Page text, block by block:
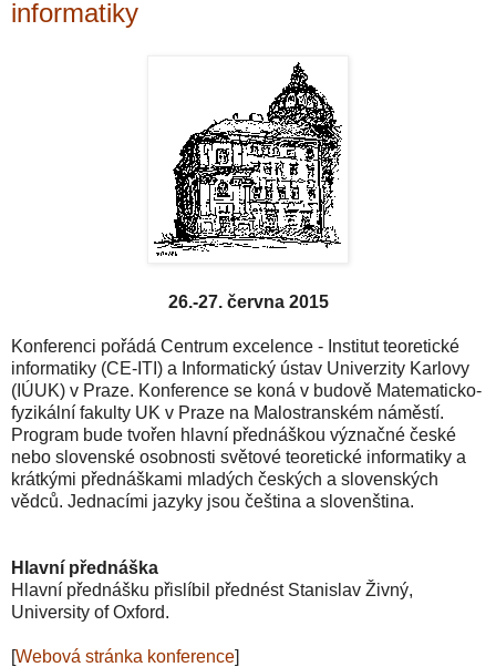
informatiky
26.-27. června 2015
Konferenci pořádá Centrum excelence - Institut teoretické
informatiky (CE-ITI) a Informatický ústav Univerzity Karlovy
(IÚUK) v Praze. Konference se koná v budově Matematicko-
fyzikální fakulty UK v Praze na Malostranském náměstí.
Program bude tvořen hlavní přednáškou význačné české
nebo slovenské osobnosti světové teoretické informatiky a
krátkými přednáškami mladých českých a slovenských
vědců. Jednacími jazyky jsou čeština a slovenština.
Hlavní přednáška
Hlavní přednášku přislíbil přednést Stanislav Živný,
University of Oxford.
[Webová stránka konference]